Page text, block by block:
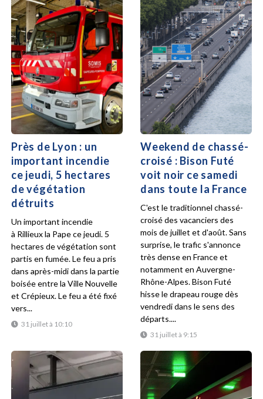
Près de Lyon : un
important incendie
ce jeudi, 5 hectares
de végétation
détruits
31 juillet à 10:10
Un important incendie
à Rillieux la Pape ce jeudi. 5
hectares de végétation sont
partis en fumée. Le feu a pris
dans après-midi dans la partie
boisée entre la Ville Nouvelle
et Crépieux. Le feu a été fixé
vers...
Weekend de chassé-
croisé : Bison Futé
voit noir ce samedi
dans toute la France
31 juillet à 9:15
C'est le traditionnel chassé-
croisé des vacanciers des
mois de juillet et d'août. Sans
surprise, le trafic s'annonce
très dense en France et
notamment en Auvergne-
Rhône-Alpes. Bison Futé
hisse le drapeau rouge dès
vendredi dans le sens des
départs....